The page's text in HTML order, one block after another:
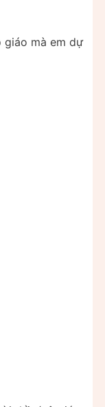
giáo mà em dự